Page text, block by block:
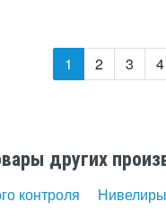
1 2 3 4
других
контроля Нивелиры